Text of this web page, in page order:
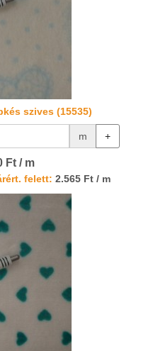
szives (15535)
m +
Ft / m
felett: 2.565 Ft / m